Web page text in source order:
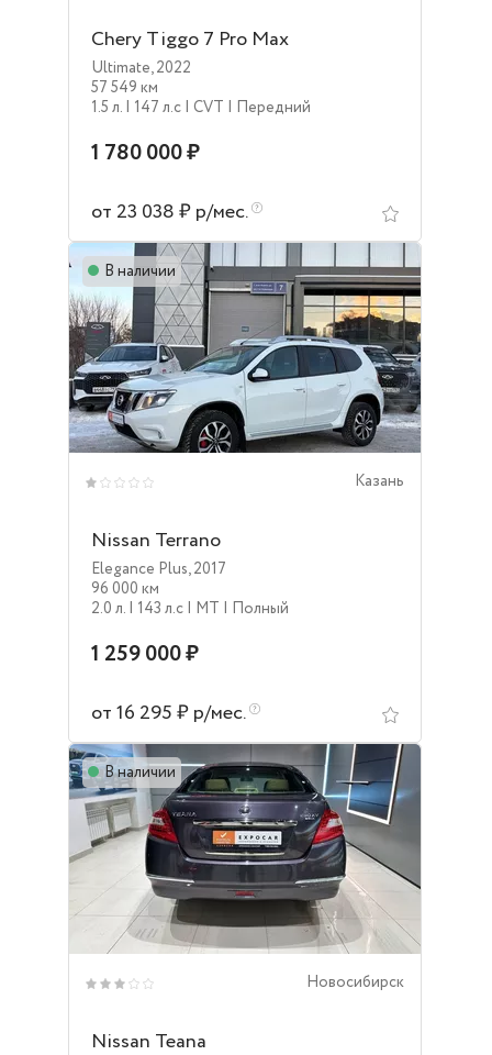
Chery Tiggo 7 Pro Max
Ultimate,2022
57 549 км
1.5 л. | 147 л.c | CVT | Передний
1 780 000 ₽
от 23 038 ₽ р/мес.
В наличии
Казань
Nissan Terrano
Elegance Plus,2017
96 000 км
2.0 л. | 143 л.c | MT | Полный
1 259 000 ₽
от 16 295 ₽ р/мес.
В наличии
Новосибирск
Nissan Teana